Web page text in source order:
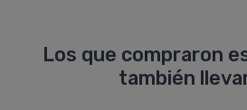
Los que compraron
también